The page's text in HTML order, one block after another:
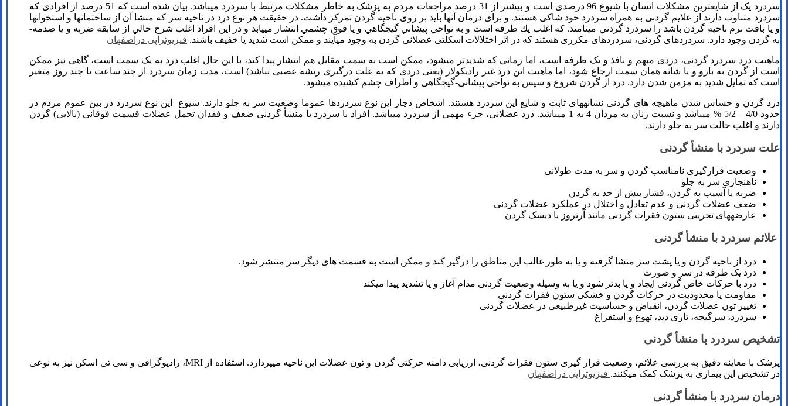
سردرد یک از شایعترین مشکلات انسان با شیوع 96 درصدی است و بیشتر از 31 درصد مراجعات مردم به پزشک به خاطر مشکلات مرتبط با سردرد می­باشد. بیان شده است که 51 درصد از افرادی که
سردرد متناوب دارند از علایم گردنی به همراه سردرد خود شاکی هستند. و برای درمان آنها باید بر روی ناحیه گردن تمرکز داشت. در حقيقت هر نوع درد در ناحيه سر كه منشا آن از ساختمان­ها و استخوان­ها
و يا بافت نرم ناحيه گردن باشد را سردرد گردني مي­نامند. كه اغلب يك طرفه است و به نواحي پيشاني گيجگاهي و يا فوق چشمي انتشار مي­يابد و در اين افراد اغلب شرح حالي از سابقه ضربه و يا صدمه­
به­ گردن وجود دارد. سردردهای گردنی، سردردهای مکرری هستند که در اثر اختلالات اسکلتی عضلانی گردن به وجود می­آیند و ممکن است شدید یا خفیف باشند. فیزیوتراپی دراصفهان
ماهیت درد سردرد گردنی، دردی مبهم و نافذ و یک طرفه است، اما زمانی که شدیدتر می­شود، ممکن است به سمت مقابل هم انتشار پیدا کند، با این حال اغلب درد به یک سمت است، گاهی نیز ممکن
است از گردن به بازو و یا شانه همان سمت ارجاع شود، اما ماهیت این درد غیر رادیکولار (یعنی دردی که یه علت درگیری ریشه عصبی نباشد) است، مدت زمان سردرد از چند ساعت تا چند روز متغیر
است که تمایل شدید به مزمن شدن دارد. درد از گردن شروع و سپس به نواحی پیشانی-گیجگاهی و اطراف چشم کشیده می­شود.
درد گردن و حساس شدن ماهیچه های گردنی نشانه­های ثابت و شایع این سردرد هستند. اشخاص دچار این نوع سردردها عموما وضعیت سر به جلو دارند. شیوع این نوع سردرد در بین عموم مردم در
حدود 4/0 – 5/2 % می­باشد و نسبت زنان به مردان 4 به 1 می­باشد. درد عضلانی، جزء مهمی از سردرد می­باشد. افراد با سردرد با منشأ گردنی ضعف و فقدان تحمل عضلات قسمت فوقانی (بالایی) گردن
دارند و اغلب حالت سر به جلو دارند.
علت سردرد با منشأ گردنی
وضعیت قرارگیری نامناسب گردن و سر به مدت طولانی
ناهنجاری سر به جلو
ضربه یا آسیب به گردن، فشار بیش از حد به گردن
ضعف عضلات گردنی و عدم تعادل و اختلال در عملکرد عضلات گردنی
عارضه­های تخریبی ستون فقرات گردنی مانند آرتروز یا دیسک گردن
علائم سردرد با منشأ گردنی
درد از ناحیه گردن و یا پشت سر منشا گرفته و یا به طور غالب این مناطق را درگیر کند و ممکن است به قسمت های دیگر سر منتشر شود.
درد یک طرفه در سر و صورت
درد با حرکات خاص گردنی ایجاد و یا بدتر شود و یا به وسیله وضعیت گردنی مدام آغاز و یا تشدید پیدا می­کند
مقاومت یا محدودیت در حرکات گردن و خشکی ستون فقرات گردنی
تغییر تون عضلات گردن، انقباض و حساسیت غیرطبیعی در عضلات گردنی
سردرد، سرگیجه، تاری دید، تهوع و استفراغ
تشخیص سردرد با منشأ گردنی
پزشک با معاینه دقیق به بررسی علائم، وضعیت قرار گیری ستون فقرات گردنی، ارزیابی دامنه حرکتی گردن و تون عضلات این ناحیه می­پردازد. استفاده از MRI، رادیوگرافی و سی تی اسکن نیز به نوعی
در تشخیص این بیماری به پزشک کمک می­کنند. فیزیوتراپی دراصفهان
درمان سردرد با منشأ گردنی